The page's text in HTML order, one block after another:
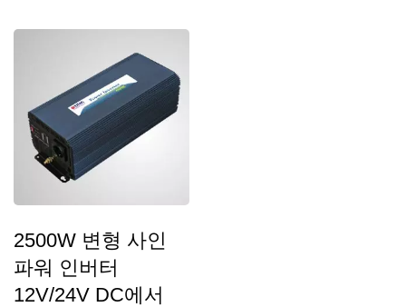
2500W 변형 사인
파워 인버터
12V/24V DC에서